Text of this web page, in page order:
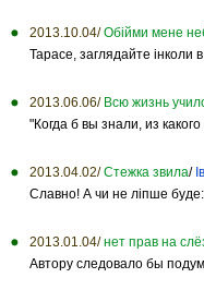
2013.10.04/ Обійми мене
Тарасе, заглядайте інколи
2013.06.06/ Всю жизнь
"Когда б вы знали, из
2013.04.02/ Стежка звила/
Славно! А чи не ліпше буде:
2013.01.04/ нет прав на
Автору следовало бы